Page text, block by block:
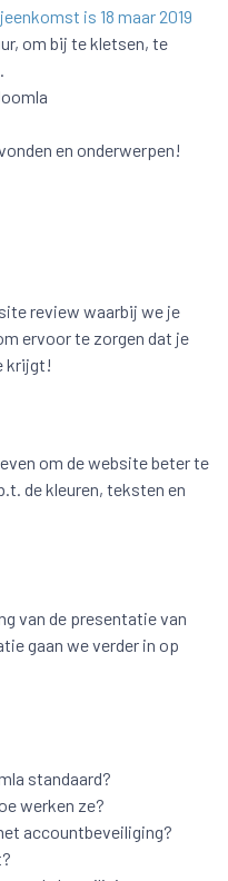
is 18 maar 2019
om bij te kletsen, te
en onderwerpen!
review waarbij we je
ervoor te zorgen dat je
krijgt!
om de website beter te
de kleuren, teksten en
van de presentatie van
gaan we verder in op
standaard?
werken ze?
accountbeveiliging?